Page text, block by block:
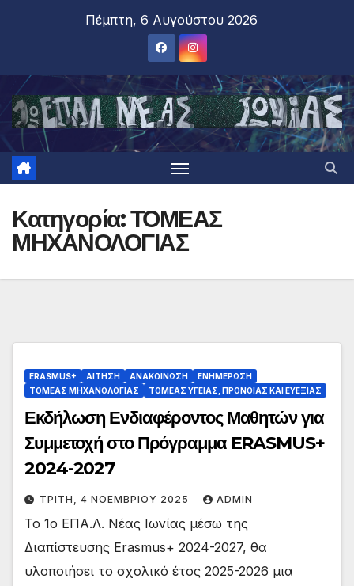
Πέμπτη, 6 Αυγούστου 2026
Κατηγορία:ΤΟΜΕΑΣ
ΜΗΧΑΝΟΛΟΓΙΑΣ
ERASMUS+ ΑΙΤΗΣΗ ΑΝΑΚΟΙΝΩΣΗ
ΕΝΗΜΕΡΩΣΗ
ΤΟΜΕΑΣ ΜΗΧΑΝΟΛΟΓΙΑΣ
ΤΟΜΕΑΣ ΥΓΕΙΑΣ, ΠΡΟΝΟΙΑΣ ΚΑΙ ΕΥΕΞΙΑΣ
Εκδήλωση Ενδιαφέροντος Μαθητών για
Συμμετοχή στο Πρόγραμμα ERASMUS+
2024-2027
ΤΡΊΤΗ, 4 ΝΟΕΜΒΡΊΟΥ 2025 ADMIN
Το 1ο EΠΑ.Λ. Νέας Ιωνίας μέσω της
Διαπίστευσης Erasmus+ 2024-2027, θα
υλοποιήσει το σχολικό έτος 2025-2026 μια